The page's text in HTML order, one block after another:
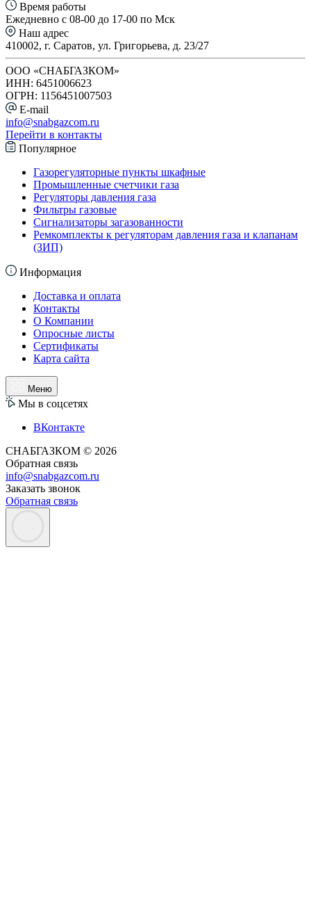
Время работы
Ежедневно с 08-00 до 17-00 по Мск
Наш адрес
410002, г. Саратов, ул. Григорьева, д. 23/27
ООО «СНАБГАЗКОМ»
ИНН: 6451006623
ОГРН: 1156451007503
E-mail
info@snabgazcom.ru
Перейти в контакты
Популярное
Газорегуляторные пункты шкафные
Промышленные счетчики газа
Регуляторы давления газа
Фильтры газовые
Сигнализаторы загазованности
Ремкомплекты к регуляторам давления газа и клапанам
(ЗИП)
Информация
Доставка и оплата
Контакты
О Компании
Опросные листы
Сертификаты
Карта сайта
Меню
Мы в соцсетях
ВКонтакте
СНАБГАЗКОМ © 2026
Обратная связь
info@snabgazcom.ru
Заказать звонок
Обратная связь